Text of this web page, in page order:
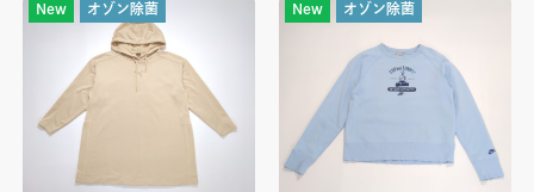
New オゾン除菌 New オゾン除菌